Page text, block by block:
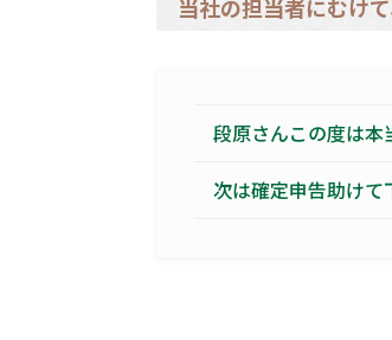
当社の担当者にむけ
段原さんこの度は
次は確定申告助けて